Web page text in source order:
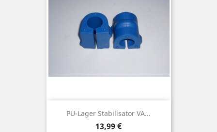
PU-Lager Stabilisator VA...
Preis
13,99 €